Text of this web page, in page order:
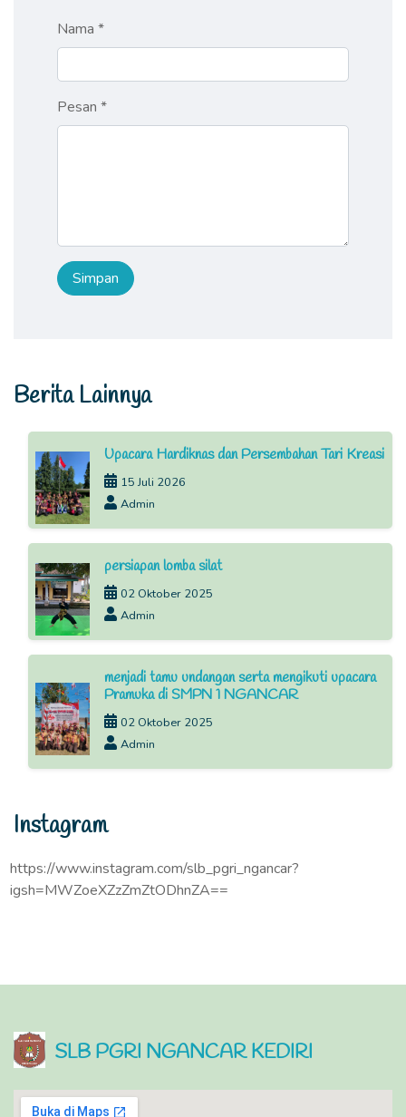
Nama *
Pesan *
Berita Lainnya
Upacara Hardiknas dan Persembahan Tari Kreasi
15 Juli 2026
Admin
persiapan lomba silat
02 Oktober 2025
Admin
menjadi tamu undangan serta mengikuti upacara
Pramuka di SMPN 1 NGANCAR
02 Oktober 2025
Admin
Instagram
https://www.instagram.com/slb_pgri_ngancar?
igsh=MWZoeXZzZmZtODhnZA==
SLB PGRI NGANCAR KEDIRI